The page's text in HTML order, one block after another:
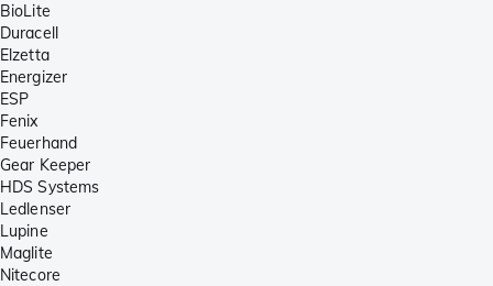
BioLite
Duracell
Elzetta
Energizer
ESP
Fenix
Feuerhand
Gear Keeper
HDS Systems
Ledlenser
Lupine
Maglite
Nitecore